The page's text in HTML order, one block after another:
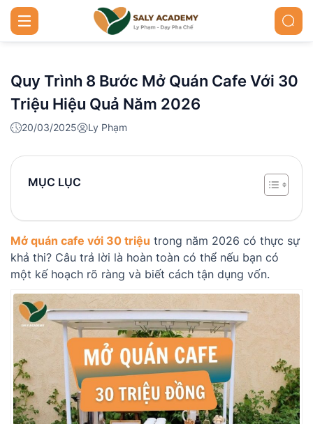
Quy Trình 8 Bước Mở Quán Cafe Với 30
Triệu Hiệu Quả Năm 2026
20/03/2025 Ly Phạm
MỤC LỤC
Mở quán cafe với 30 triệu trong năm 2026 có thực sự
khả thi? Câu trả lời là hoàn toàn có thể nếu bạn có
một kế hoạch rõ ràng và biết cách tận dụng vốn.